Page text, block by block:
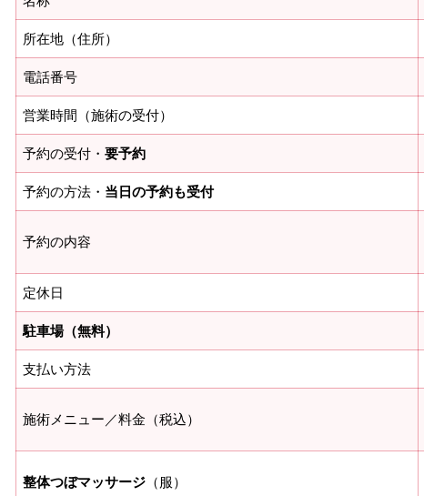
所在地（住所）
電話番号
営業時間（施術の受付）
予約の受付・要予約
予約の方法・ 当日の予約も受付
予約の内容
定休日
駐車場（無料）
支払い方法
施術メニュー／料金（税込）
整体つぼマッサージ （服）